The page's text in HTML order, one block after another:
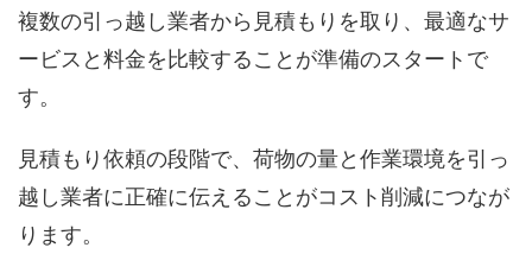
複数の引っ越し業者から見積もりを取り、最適なサ
ービスと料金を比較することが準備のスタートで
す。
見積もり依頼の段階で、荷物の量と作業環境を引っ
越し業者に正確に伝えることがコスト削減につなが
ります。